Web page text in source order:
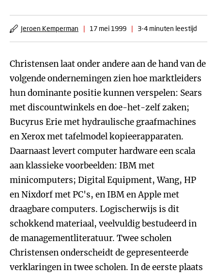
Jeroen Kemperman | 17 mei 1999 | 3-4 minuten leestijd
Christensen laat onder andere aan de hand van de
volgende ondernemingen zien hoe marktleiders
hun dominante positie kunnen verspelen: Sears
met discountwinkels en doe-het-zelf zaken;
Bucyrus Erie met hydraulische graafmachines
en Xerox met tafelmodel kopieerapparaten.
Daarnaast levert computer hardware een scala
aan klassieke voorbeelden: IBM met
minicomputers; Digital Equipment, Wang, HP
en Nixdorf met PC's, en IBM en Apple met
draagbare computers. Logischerwijs is dit
schokkend materiaal, veelvuldig bestudeerd in
de managementliteratuur. Twee scholen
Christensen onderscheidt de gepresenteerde
verklaringen in twee scholen. In de eerste plaats